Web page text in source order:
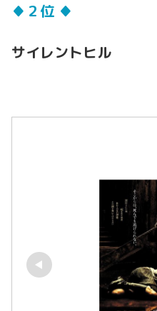
♦２位 ♦
サイレントヒル